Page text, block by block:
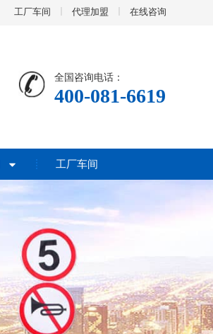
工厂车间 代理加盟 在线咨询
全国咨询电话：
400-081-6619
工厂车间